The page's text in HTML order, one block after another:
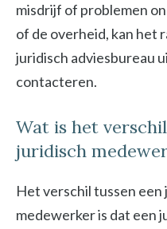
misdrijf of problemen
of de overheid, kan het
juridisch adviesbureau
contacteren.
Wat is het
juridisch
Het verschil tussen
medewerker is dat een